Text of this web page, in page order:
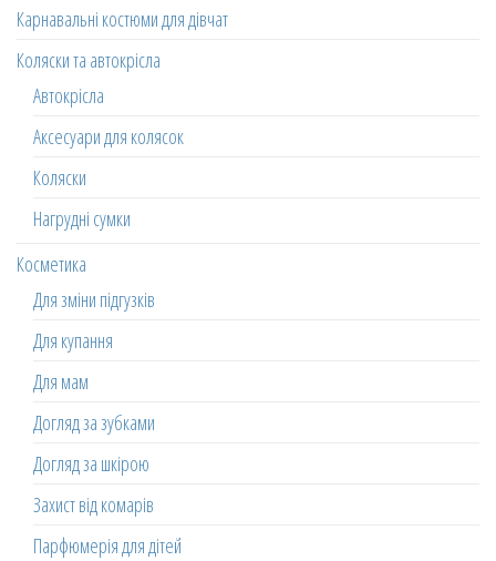
Карнавальні костюми для дівчат
Коляски та автокрісла
Автокрісла
Аксесуари для колясок
Коляски
Нагрудні сумки
Косметика
Для зміни підгузків
Для купання
Для мам
Догляд за зубками
Догляд за шкірою
Захист від комарів
Парфюмерія для дітей